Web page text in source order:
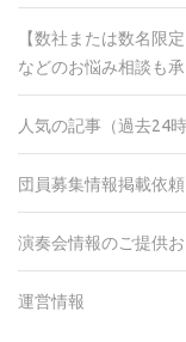
【数社または数名限
などのお悩み相談も
人気の記事（過去24時
団員募集情報掲載依
演奏会情報のご提供
運営情報